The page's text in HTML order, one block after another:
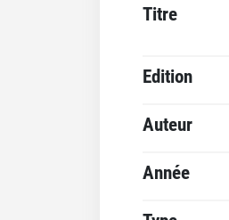
Titre
Edition
Auteur
Année